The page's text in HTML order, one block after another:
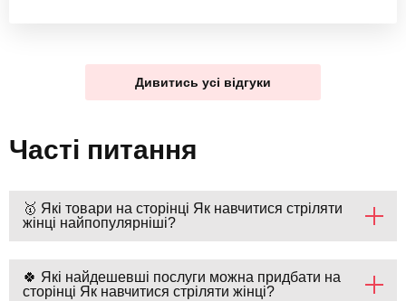
Дивитись усі відгуки
Часті питання
🥇 Які товари на сторінці Як навчитися стріляти
жінці найпопулярніші?
🍀 Які найдешевші послуги можна придбати на
сторінці Як навчитися стріляти жінці?